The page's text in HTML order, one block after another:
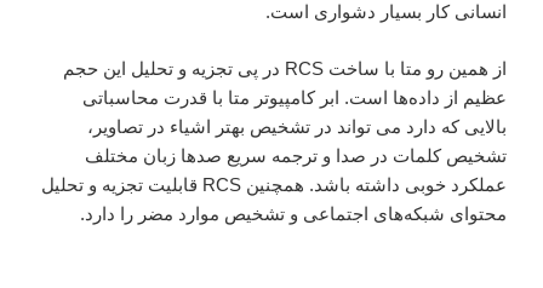
انسانی کار بسیار دشواری است.
از همین رو متا با ساخت RCS در پی تجزیه و تحلیل این حجم
عظیم از داده‌ها است. ابر کامپیوتر متا با قدرت محاسباتی
بالایی که دارد می تواند در تشخیص بهتر اشیاء در تصاویر،
تشخیص کلمات در صدا و ترجمه سریع صدها زبان مختلف
عملکرد خوبی داشته باشد. همچنین RCS قابلیت تجزیه و تحلیل
محتوای شبکه‌های اجتماعی و تشخیص موارد مضر را دارد.